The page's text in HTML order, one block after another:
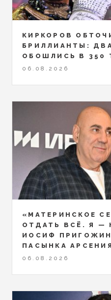
КИРКОРОВ
БРИЛЛИАНТЫ:
ОБОШЛИСЬ В 350
06.08.2026
«МАТЕРИНСКОЕ
ОТДАТЬ ВСЁ. Я —
ИОСИФ
ПАСЫНКА
06.08.2026